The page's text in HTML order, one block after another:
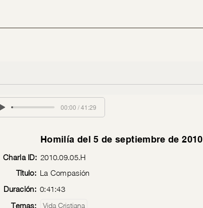
00:00 / 41:29
Homilía del 5 de septiembre de 2010
Charla ID: 2010.09.05.H
Título: La Compasión
Duración: 0:41:43
Temas:
Vida Cristiana